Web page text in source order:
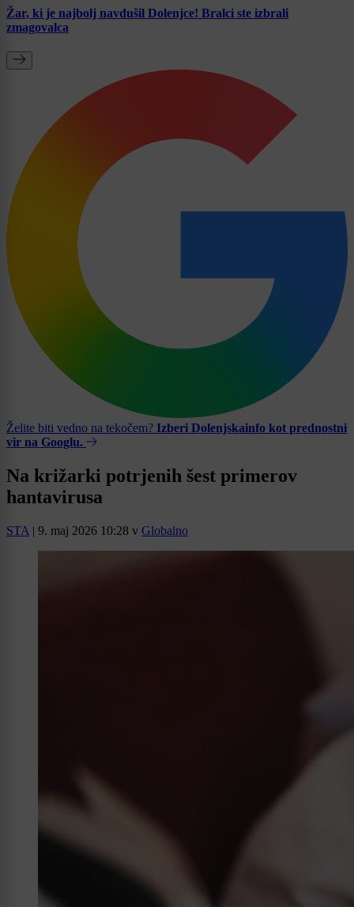
Žar, ki je najbolj navdušil Dolenjce! Bralci ste izbrali
zmagovalca
Želite biti vedno na tekočem? Izberi Dolenjskainfo kot prednostni
vir na Googlu.
Na križarki potrjenih šest primerov
hantavirusa
STA | 9. maj 2026 10:28 v Globalno